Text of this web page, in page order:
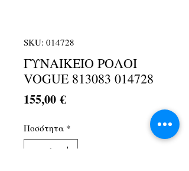
SKU: 014728
ΓΥΝΑΙΚΕΙΟ ΡΟΛΟΙ
VOGUE 813083 014728
155,00 €Τιμή
Ποσότητα *